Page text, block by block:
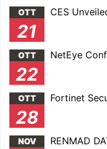
OTT
21
CES
OTT
22
NetEye
OTT
28
Fortinet
NOV RENMAD